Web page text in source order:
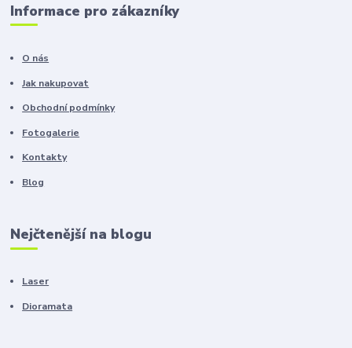
Informace pro zákazníky
O nás
Jak nakupovat
Obchodní podmínky
Fotogalerie
Kontakty
Blog
Nejčtenější na blogu
Laser
Dioramata